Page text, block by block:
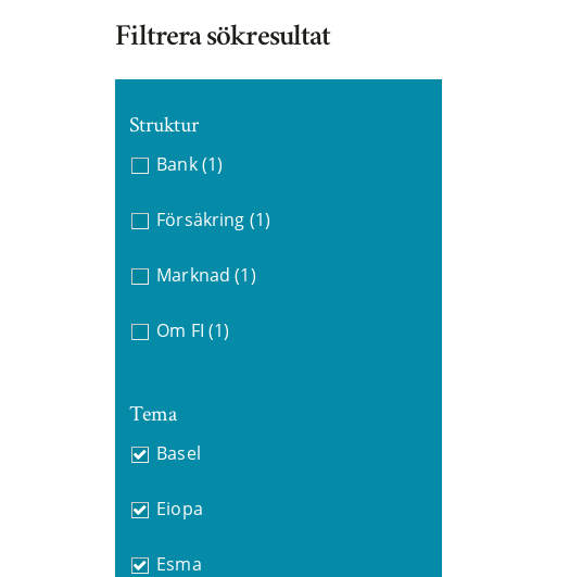
Filtrera sökresultat
Struktur
Bank (1)
Försäkring (1)
Marknad (1)
Om FI (1)
Tema
Basel
Eiopa
Esma